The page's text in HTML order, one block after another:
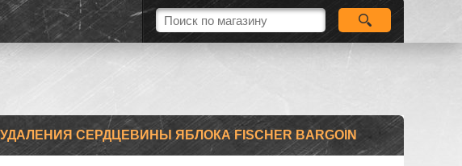
СЕРДЦЕВИНЫ ЯБЛОКА FISCHER BARGOIN